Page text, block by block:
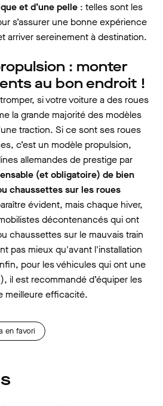
et d’une pelle : telles sont les
s’assurer une bonne expérience
arriver sereinement à destination.
: monter
au bon endroit !
si votre voiture a des roues
la grande majorité des modèles
traction. Si ce sont ses roues
c’est un modèle propulsion,
allemandes de prestige par
(et obligatoire) de bien
chaussettes sur les roues
évident, mais chaque hiver,
décontenancés qui ont
chaussettes sur le mauvais train
pas mieux qu'avant l'installation
pour les véhicules qui ont une
il est recommandé d’équiper les
meilleure efficacité.
en favori